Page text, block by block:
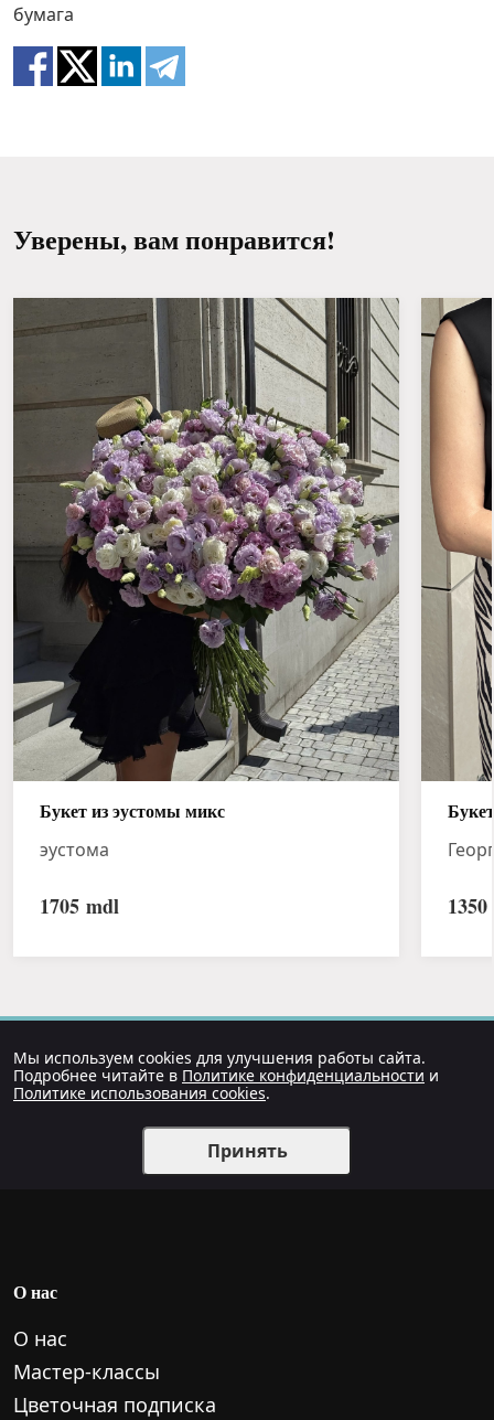
бумага
Уверены, вам понравится!
Букет из эустомы микс
эустома
1705 mdl 1350
Мы используем cookies для улучшения работы сайта.
Подробнее читайте в Политике конфиденциальности и
Политике использования cookies.
Принять
О нас
О нас
Мастер-классы
Цветочная подписка